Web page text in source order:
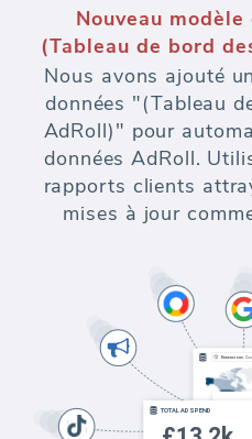
Nouveau
(Tableau de bord
Nous avons ajouté
données "(Tableau
AdRoll)" pour
données AdRoll.
rapports clients
mises à jour